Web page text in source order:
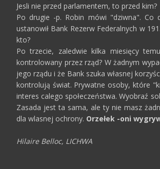
Jesli nie przed parlamentem, to przed kim?
Po drugie -p. Robin mówi "dziwna". Co
ustanowił Bank Rezerw Federalnych w
kto?
Po trzecie, zaledwie kilka miesięcy
kontrolowany przez rząd? W żadnym
jego rządu i że Bank szuka własnej
kontrolują świat. Prywatne osoby, które
interes calego społeczeństwa. Wyobraź
Zasada jest ta sama, ale ty nie masz
dla wlasnej ochrony. Orzełek -oni
Hilaire Belloc, LICHWA